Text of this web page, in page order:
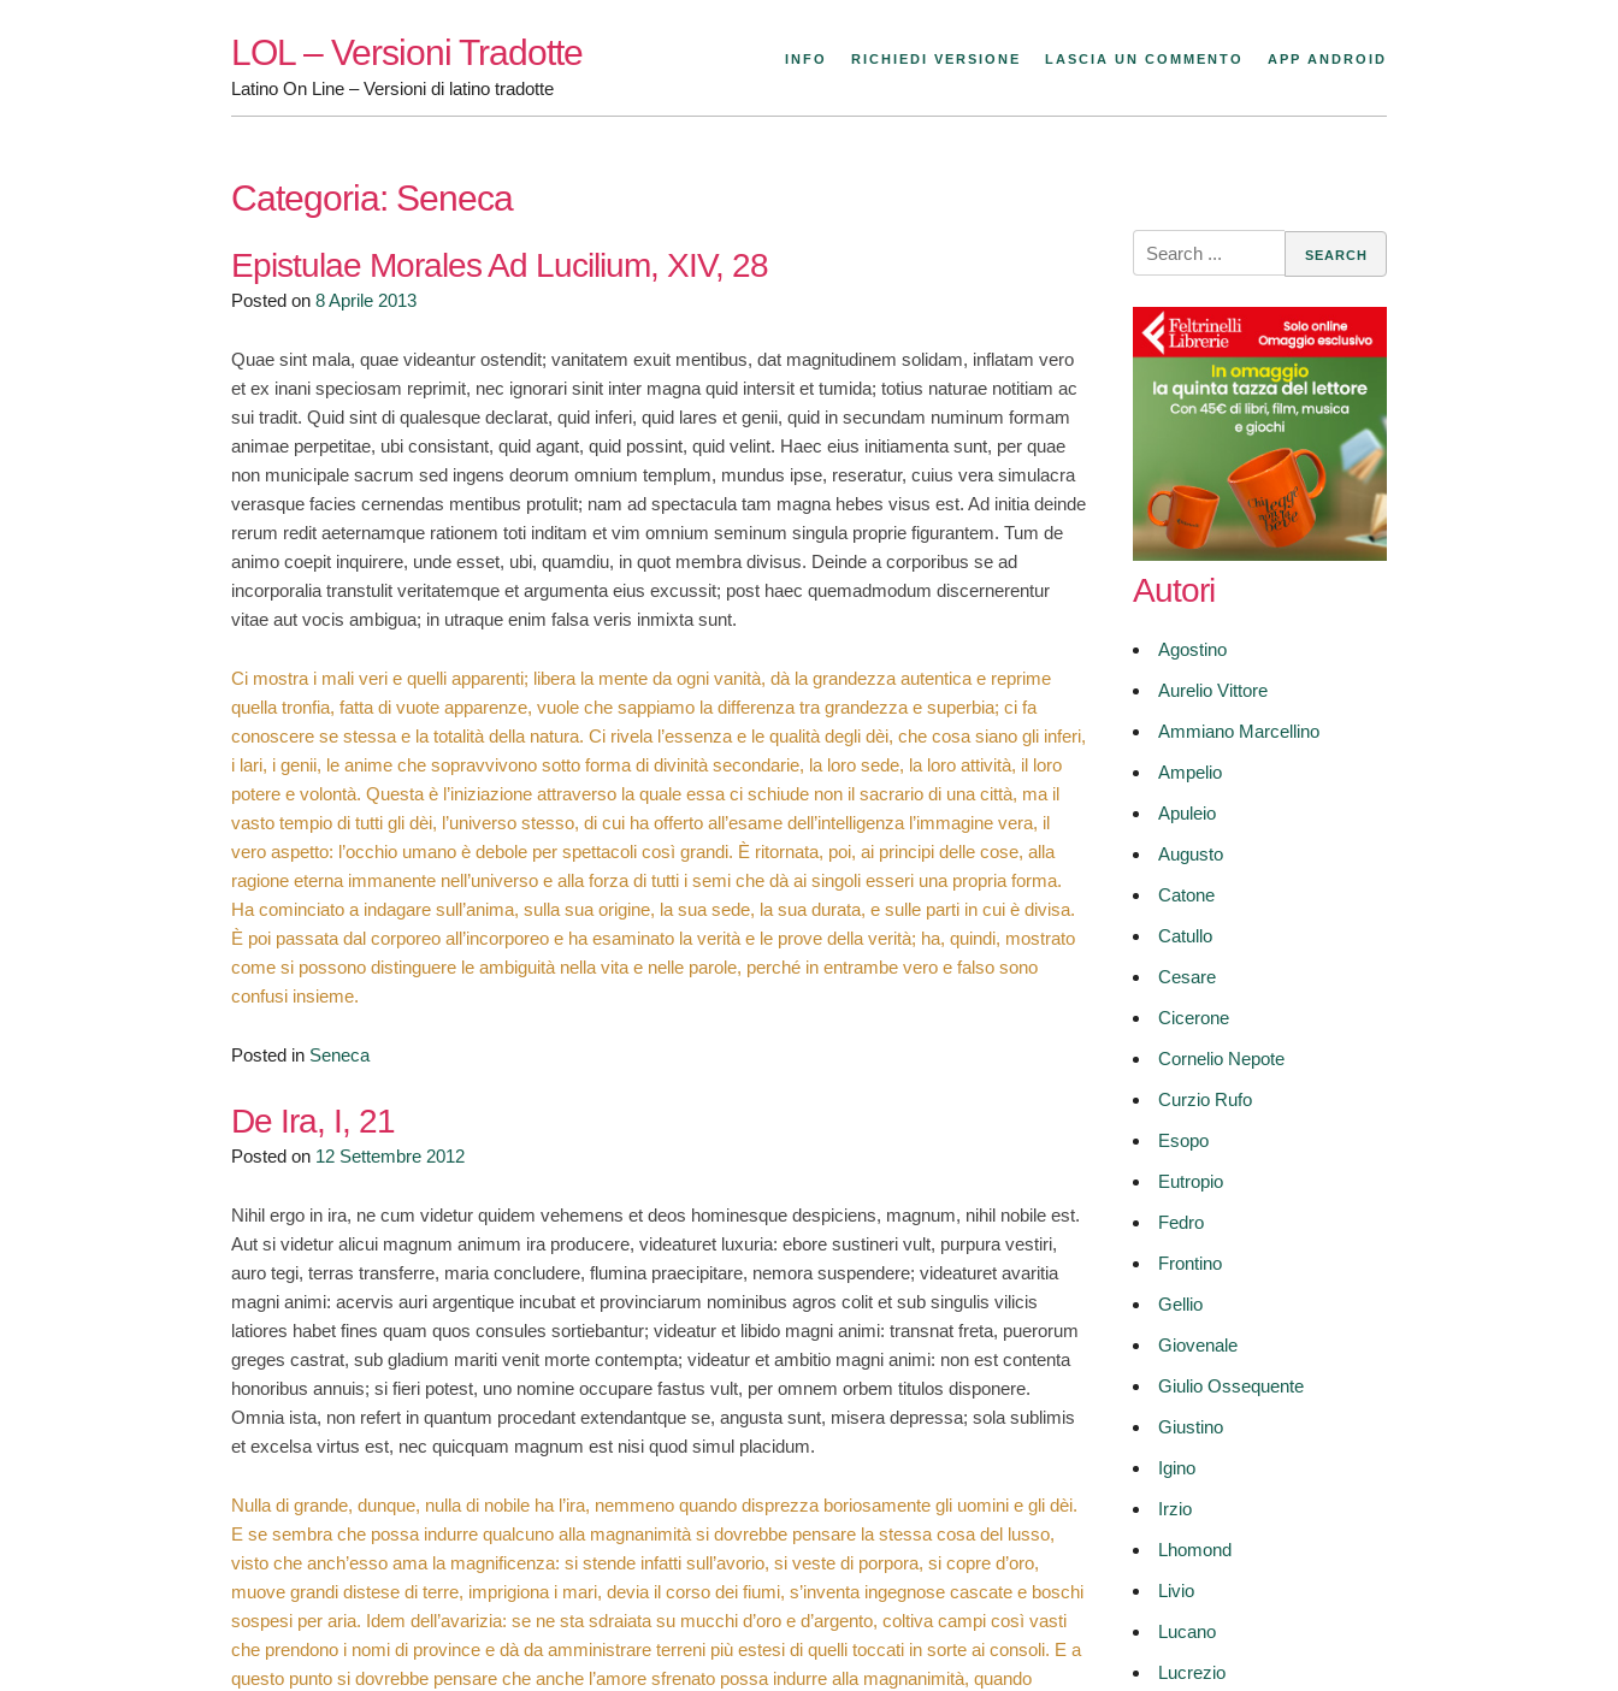
LOL – Versioni Tradotte
Latino On Line – Versioni di latino tradotte
INFO RICHIEDI VERSIONE LASCIA UN COMMENTO APP ANDROID
Categoria: Seneca
Epistulae Morales Ad Lucilium, XIV, 28
Posted on 8 Aprile 2013
Quae sint mala, quae videantur ostendit; vanitatem exuit mentibus, dat magnitudinem solidam, inflatam vero
et ex inani speciosam reprimit, nec ignorari sinit inter magna quid intersit et tumida; totius naturae notitiam ac
sui tradit. Quid sint di qualesque declarat, quid inferi, quid lares et genii, quid in secundam numinum formam
animae perpetitae, ubi consistant, quid agant, quid possint, quid velint. Haec eius initiamenta sunt, per quae
non municipale sacrum sed ingens deorum omnium templum, mundus ipse, reseratur, cuius vera simulacra
verasque facies cernendas mentibus protulit; nam ad spectacula tam magna hebes visus est. Ad initia deinde
rerum redit aeternamque rationem toti inditam et vim omnium seminum singula proprie figurantem. Tum de
animo coepit inquirere, unde esset, ubi, quamdiu, in quot membra divisus. Deinde a corporibus se ad
incorporalia transtulit veritatemque et argumenta eius excussit; post haec quemadmodum discernerentur
vitae aut vocis ambigua; in utraque enim falsa veris inmixta sunt.
Ci mostra i mali veri e quelli apparenti; libera la mente da ogni vanità, dà la grandezza autentica e reprime
quella tronfia, fatta di vuote apparenze, vuole che sappiamo la differenza tra grandezza e superbia; ci fa
conoscere se stessa e la totalità della natura. Ci rivela l’essenza e le qualità degli dèi, che cosa siano gli inferi,
i lari, i genii, le anime che sopravvivono sotto forma di divinità secondarie, la loro sede, la loro attività, il loro
potere e volontà. Questa è l’iniziazione attraverso la quale essa ci schiude non il sacrario di una città, ma il
vasto tempio di tutti gli dèi, l’universo stesso, di cui ha offerto all’esame dell’intelligenza l’immagine vera, il
vero aspetto: l’occhio umano è debole per spettacoli così grandi. È ritornata, poi, ai principi delle cose, alla
ragione eterna immanente nell’universo e alla forza di tutti i semi che dà ai singoli esseri una propria forma.
Ha cominciato a indagare sull’anima, sulla sua origine, la sua sede, la sua durata, e sulle parti in cui è divisa.
È poi passata dal corporeo all’incorporeo e ha esaminato la verità e le prove della verità; ha, quindi, mostrato
come si possono distinguere le ambiguità nella vita e nelle parole, perché in entrambe vero e falso sono
confusi insieme.
Posted in Seneca
De Ira, I, 21
Posted on 12 Settembre 2012
Nihil ergo in ira, ne cum videtur quidem vehemens et deos hominesque despiciens, magnum, nihil nobile est.
Aut si videtur alicui magnum animum ira producere, videaturet luxuria: ebore sustineri vult, purpura vestiri,
auro tegi, terras transferre, maria concludere, flumina praecipitare, nemora suspendere; videaturet avaritia
magni animi: acervis auri argentique incubat et provinciarum nominibus agros colit et sub singulis vilicis
latiores habet fines quam quos consules sortiebantur; videatur et libido magni animi: transnat freta, puerorum
greges castrat, sub gladium mariti venit morte contempta; videatur et ambitio magni animi: non est contenta
honoribus annuis; si fieri potest, uno nomine occupare fastus vult, per omnem orbem titulos disponere.
Omnia ista, non refert in quantum procedant extendantque se, angusta sunt, misera depressa; sola sublimis
et excelsa virtus est, nec quicquam magnum est nisi quod simul placidum.
Nulla di grande, dunque, nulla di nobile ha l’ira, nemmeno quando disprezza boriosamente gli uomini e gli dèi.
E se sembra che possa indurre qualcuno alla magnanimità si dovrebbe pensare la stessa cosa del lusso,
visto che anch’esso ama la magnificenza: si stende infatti sull’avorio, si veste di porpora, si copre d’oro,
muove grandi distese di terre, imprigiona i mari, devia il corso dei fiumi, s’inventa ingegnose cascate e boschi
sospesi per aria. Idem dell’avarizia: se ne sta sdraiata su mucchi d’oro e d’argento, coltiva campi così vasti
che prendono i nomi di province e dà da amministrare terreni più estesi di quelli toccati in sorte ai consoli. E a
questo punto si dovrebbe pensare che anche l’amore sfrenato possa indurre alla magnanimità, quando
Search
for:
Autori
Agostino
Aurelio Vittore
Ammiano Marcellino
Ampelio
Apuleio
Augusto
Catone
Catullo
Cesare
Cicerone
Cornelio Nepote
Curzio Rufo
Esopo
Eutropio
Fedro
Frontino
Gellio
Giovenale
Giulio Ossequente
Giustino
Igino
Irzio
Lhomond
Livio
Lucano
Lucrezio